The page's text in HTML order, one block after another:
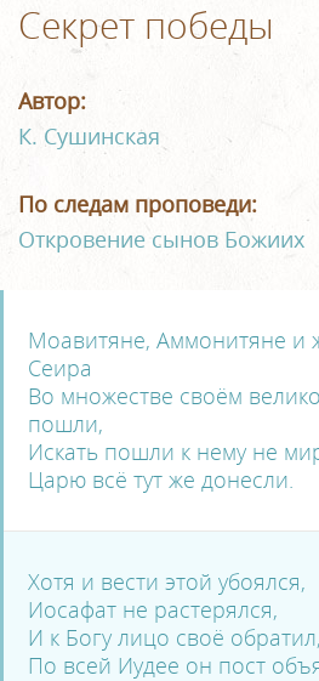
Секрет победы
Автор:
К. Сушинская
По следам проповеди:
Откровение сынов Божиих
Моавитяне, Аммонитяне и
Сеира
Во множестве своём
пошли,
Искать пошли к нему не
Царю всё тут же донесли.
Хотя и вести этой убоялся,
Иосафат не растерялся,
И к Богу лицо своё обратил,
По всей Иудее он пост